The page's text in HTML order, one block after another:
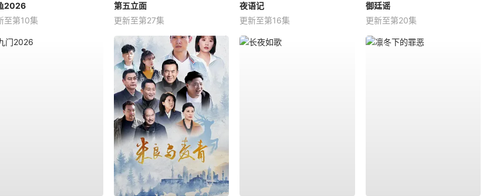
2026
至第10集
第五立面
更新至第27集
夜语记
更新至第16集
御廷谣
更新至第20集